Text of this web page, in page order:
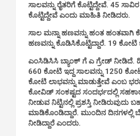
ಸಾಲವನ್ನು ರೈತರಿಗೆ ಕೊಟ್ಟಿದ್ದೇವೆ. 45
ಕೊಟ್ಟಿದ್ದೇವೆ ಎಂದು ಮಾಹಿತಿ ನೀಡಿದರು.
ಸಾಲ ಮನ್ನಾ ಹಣವನ್ನು ಹಂತ ಹಂತವಾಗಿ
ಹಣವನ್ನು ಕೊಡಿಸಿಕೊಟ್ಟಿದ್ದಾರೆ. 19
ಎಂಸಿಡಿಸಿಸಿ ಬ್ಯಾಂಕ್ ಗೆ ಎ ಗ್ರೇಡ್ ನೀಡಿದೆ.
660 ಕೋಟಿ ಇದ್ದ ಸಾಲವನ್ನು 1250
ಕೋಟಿ ಲಾಭವನ್ನು ಮಾಡುತ್ತೇವೆ ಎಂಬ
ಕೋವಿಡ್ ಸಂಕಷ್ಟದ ಸಂದರ್ಭದಲ್ಲಿ
ನೀಡುವ ನಿಟ್ಟಿನಲ್ಲಿ ಪ್ರಶಸ್ತಿ
ಮಾಡಿಕೊಂಡಿದ್ದಾರೆ. ಮುಂದಿನ ದಿನಗಳಲ್ಲಿ
ನೀಡಿದ್ದಾರೆ ಎಂದರು.